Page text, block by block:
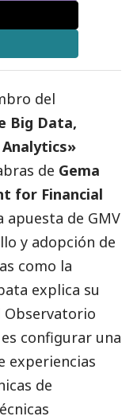
del
Big Data,
de Gema
for Financial
apuesta de GMV
y adopción de
como la
explica su
Observatorio
configurar una
experiencias
de